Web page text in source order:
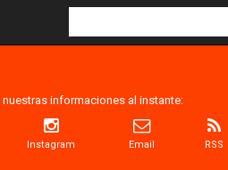
informaciones al instante:
Instagram Email RSS